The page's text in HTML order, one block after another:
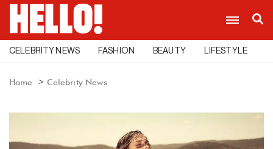
CELEBRITY NEWS FASHION BEAUTY LIFESTYLE
Home Celebrity News